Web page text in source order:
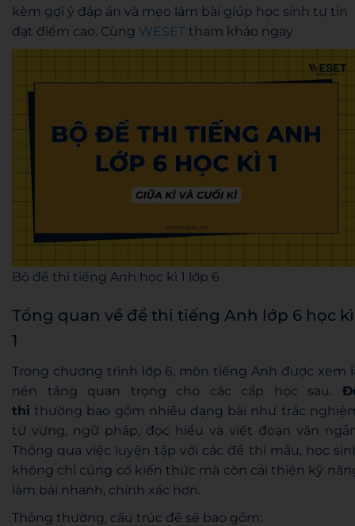
kèm gợi ý đáp án và mẹo làm bài giúp học sinh tự tin
đạt điểm cao. Cùng WESET tham khảo ngay
Bộ đề thi tiếng Anh học kì 1 lớp 6
Tổng quan về đề thi tiếng Anh lớp 6 học kì
1
Trong chương trình lớp 6, môn tiếng Anh được xem
nền tảng quan trọng cho các cấp học sau.
thi thường bao gồm nhiều dạng bài như trắc
từ vựng, ngữ pháp, đọc hiểu và viết đoạn văn
Thông qua việc luyện tập với các đề thi mẫu, học
không chỉ củng cố kiến thức mà còn cải thiện kỹ
làm bài nhanh, chính xác hơn.
Thông thường, cấu trúc đề sẽ bao gồm: